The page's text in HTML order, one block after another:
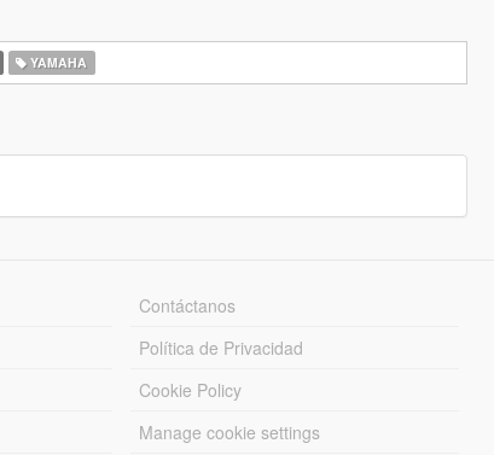
YAMAHA
Contáctanos
Política de Privacidad
Cookie Policy
Manage cookie settings